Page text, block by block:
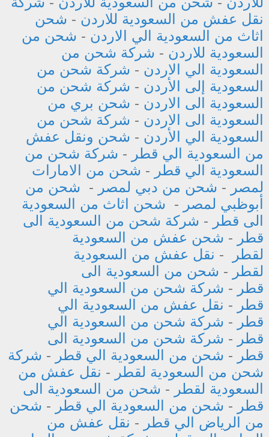
نقل عفش من السعودية للاردن - شحن
اثاث من السعودية الي الاردن - شحن من
السعودية للاردن - شركة شحن من
السعودية الي الاردن - شركة شحن من
السعودية إلى الأردن - شركة شحن من
السعودية الى الاردن - شحن بري من
السعودية الى الاردن - شركة شحن من
السعودية الي الأردن - شحن ونقل عفش
من السعودية الي قطر - شركة شحن من
السعودية الي قطر - شحن من الامارات
لمصر - شحن من دبي لمصر - شحن من
أبوظبي لمصر - شحن اثاث من السعودية
الى قطر - شركة شحن من السعودية الى
قطر - شحن عفش من السعودية
لقطر
- نقل عفش من السعودية
لقطر - شحن من السعودية الى
قطر - شركة شحن من السعودية الي
قطر - نقل عفش من السعودية الي
قطر - شركة شحن من السعودية الي
قطر - شركة شحن من السعودية الى
قطر - شحن من السعودية الي قطر - شركة
شحن من السعودية لقطر - نقل عفش من
السعودية لقطر - شحن من السعودية الى
قطر - شحن من السعودية الي قطر - شحن
من الرياض الي قطر - نقل عفش من